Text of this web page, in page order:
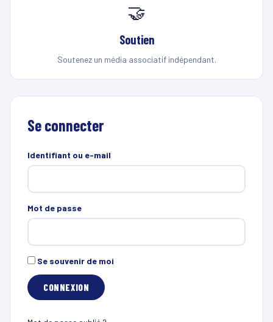
🤝
Soutien
Soutenez un média associatif indépendant.
Se connecter
Identifiant ou e-mail
Mot de passe
Se souvenir de moi